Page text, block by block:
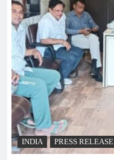
INDIA PRESS RELEASE